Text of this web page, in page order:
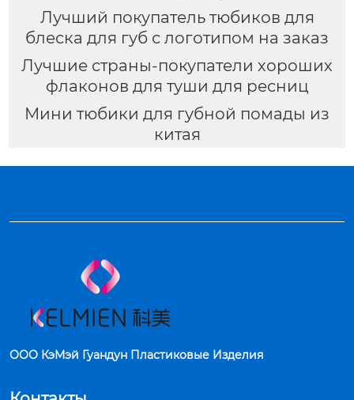
Лучший покупатель тюбиков для
блеска для губ с логотипом на заказ
Лучшие страны-покупатели хороших
флаконов для туши для ресниц
Мини тюбики для губной помады из
китая
ООО КэМэй Гуандун Пластиковые Изделия